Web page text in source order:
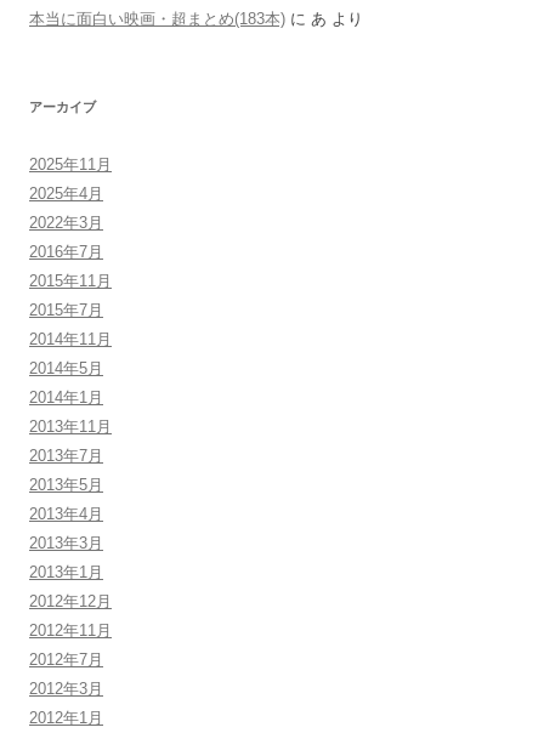
本当に面白い映画・超まとめ(183本) に あ より
アーカイブ
2025年11月
2025年4月
2022年3月
2016年7月
2015年11月
2015年7月
2014年11月
2014年5月
2014年1月
2013年11月
2013年7月
2013年5月
2013年4月
2013年3月
2013年1月
2012年12月
2012年11月
2012年7月
2012年3月
2012年1月